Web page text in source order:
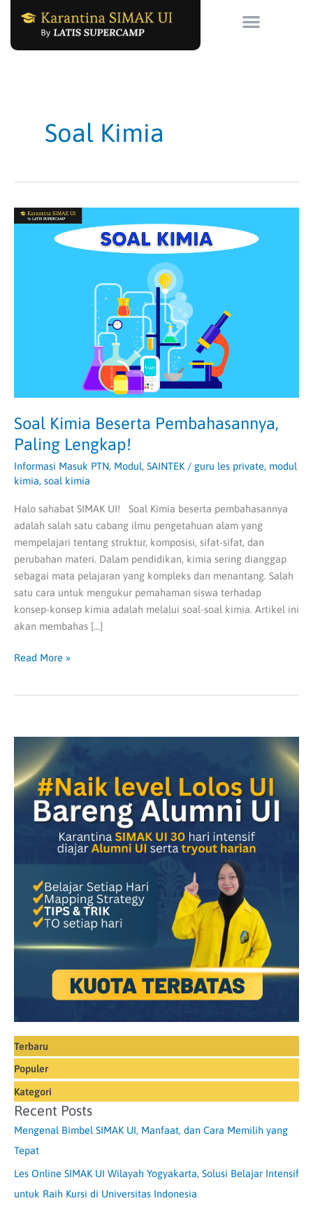
Soal Kimia
Soal Kimia Beserta Pembahasannya,
Paling Lengkap!
Informasi Masuk PTN, Modul, SAINTEK / guru les private, modul
kimia, soal kimia
Halo sahabat SIMAK UI! Soal Kimia beserta pembahasannya
adalah salah satu cabang ilmu pengetahuan alam yang
mempelajari tentang struktur, komposisi, sifat-sifat, dan
perubahan materi. Dalam pendidikan, kimia sering dianggap
sebagai mata pelajaran yang kompleks dan menantang. Salah
satu cara untuk mengukur pemahaman siswa terhadap
konsep-konsep kimia adalah melalui soal-soal kimia. Artikel ini
akan membahas […]
Soal
Read More »
Terbaru
Populer
Kategori
Recent Posts
Mengenal Bimbel SIMAK UI, Manfaat, dan Cara Memilih yang
Tepat
Les Online SIMAK UI Wilayah Yogyakarta, Solusi Belajar Intensif
untuk Raih Kursi di Universitas Indonesia